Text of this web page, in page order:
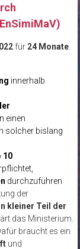
für 24 Monate.
innerhalb
einen
solcher bislang
10
durchzuführen
der
kleiner Teil der
das Ministerium.
braucht es ein
und